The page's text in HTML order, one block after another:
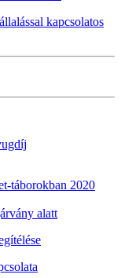
kapcsolatos
táborokban 2020
alatt